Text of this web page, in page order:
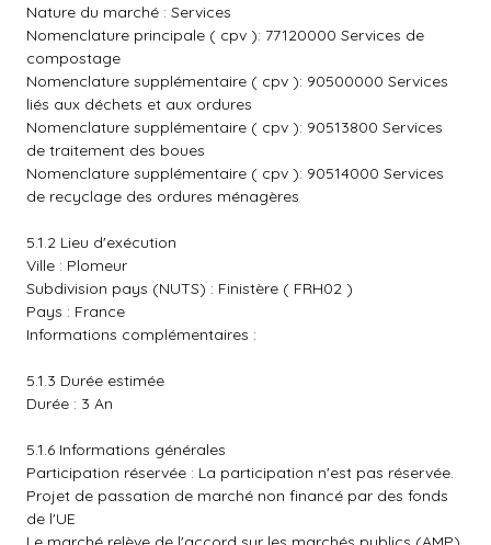
Nature du marché : Services
Nomenclature principale ( cpv ): 77120000 Services de
compostage
Nomenclature supplémentaire ( cpv ): 90500000 Services
liés aux déchets et aux ordures
Nomenclature supplémentaire ( cpv ): 90513800 Services
de traitement des boues
Nomenclature supplémentaire ( cpv ): 90514000 Services
de recyclage des ordures ménagères
5.1.2 Lieu d'exécution
Ville : Plomeur
Subdivision pays (NUTS) : Finistère ( FRH02 )
Pays : France
Informations complémentaires :
5.1.3 Durée estimée
Durée : 3 An
5.1.6 Informations générales
Participation réservée : La participation n'est pas réservée.
Projet de passation de marché non financé par des fonds
de l'UE